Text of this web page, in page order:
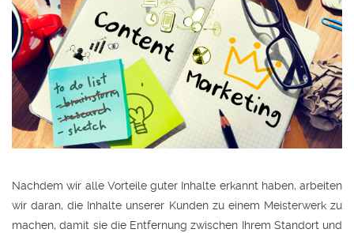
Nachdem wir alle Vorteile guter Inhalte erkannt haben, arbeiten
wir daran, die Inhalte unserer Kunden zu einem Meisterwerk zu
machen, damit sie die Entfernung zwischen Ihrem Standort und